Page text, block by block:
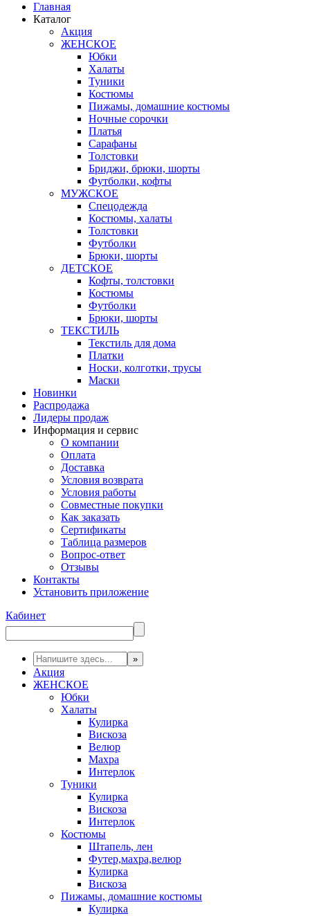
Главная
Каталог
Акция
ЖЕНСКОЕ
Юбки
Халаты
Туники
Костюмы
Пижамы, домашние костюмы
Ночные сорочки
Платья
Сарафаны
Толстовки
Бриджи, брюки, шорты
Футболки, кофты
МУЖСКОЕ
Спецодежда
Костюмы, халаты
Толстовки
Футболки
Брюки, шорты
ДЕТСКОЕ
Кофты, толстовки
Костюмы
Футболки
Брюки, шорты
ТЕКСТИЛЬ
Текстиль для дома
Платки
Носки, колготки, трусы
Маски
Новинки
Распродажа
Лидеры продаж
Информация и сервис
О компании
Оплата
Доставка
Условия возврата
Условия работы
Совместные покупки
Как заказать
Сертификаты
Таблица размеров
Вопрос-ответ
Отзывы
Контакты
Установить приложение
Кабинет
Акция
ЖЕНСКОЕ
Юбки
Халаты
Кулирка
Вискоза
Велюр
Махра
Интерлок
Туники
Кулирка
Вискоза
Интерлок
Костюмы
Штапель, лен
Футер,махра,велюр
Кулирка
Вискоза
Пижамы, домашние костюмы
Кулирка